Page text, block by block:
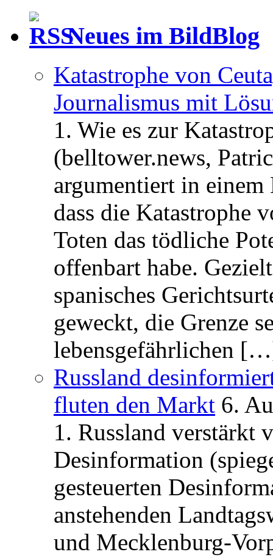
Neues im BildBlog
Katastrophe von
Journalismus mit
1. Wie es zur
(belltower.news,
argumentiert in
dass die Katastrophe
Toten das tödliche
offenbart habe.
spanisches
geweckt, die Grenze
lebensgefährlichen
Russland
fluten den Markt 6.
1. Russland verstärkt
Desinformation
gesteuerten
anstehenden
und Mecklenburg-